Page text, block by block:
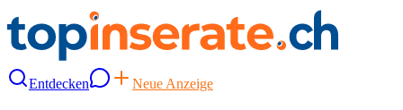
Entdecken Neue Anzeige